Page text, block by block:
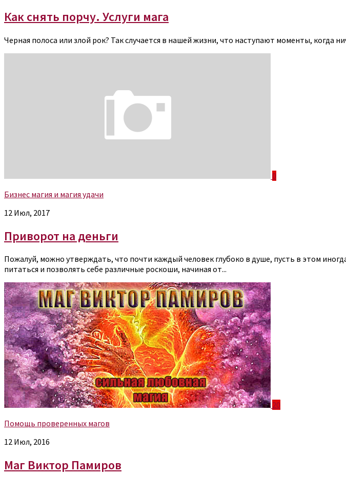
Как снять порчу. Услуги мага
Черная полоса или злой рок? Так случается в нашей жизни, что наступают моменты, когда
0
Бизнес магия и магия удачи
12 Июл, 2017
Приворот на деньги
Пожалуй, можно утверждать, что почти каждый человек глубоко в душе, пусть в этом
питаться и позволять себе различные роскоши, начиная от...
20
Помощь проверенных магов
12 Июл, 2016
Маг Виктор Памиров